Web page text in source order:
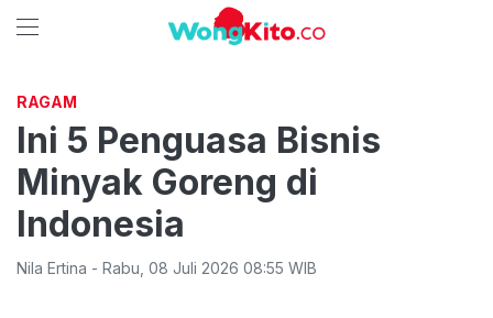
RAGAM
Ini 5 Penguasa Bisnis
Minyak Goreng di
Indonesia
Nila Ertina - Rabu 08 Juli 2026 08:55 WIB